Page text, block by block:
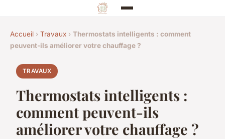
Accueil › Travaux › Thermostats intelligents : comment
peuvent-ils améliorer votre chauffage ?
TRAVAUX
Thermostats intelligents :
comment peuvent-ils
améliorer votre chauffage ?